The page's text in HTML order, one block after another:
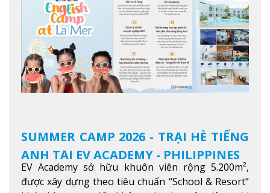
SUMMER CAMP 2026 - TRẠI HÈ TIẾNG
ANH TẠI EV ACADEMY - PHILIPPINES
EV Academy sở hữu khuôn viên rộng 5.200m²,
được xây dựng theo tiêu chuẩn “School & Resort”